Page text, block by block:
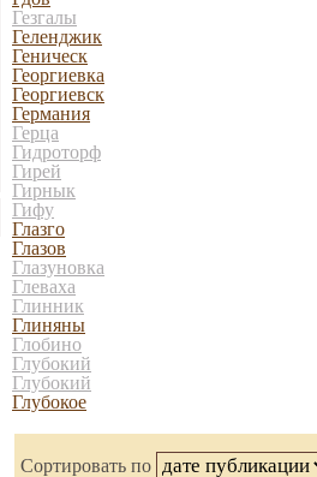
Гезгалы
Геленджик
Геническ
Георгиевка
Георгиевск
Германия
Герца
Гидроторф
Гирей
Гирнык
Гифу
Глазго
Глазов
Глазуновка
Глеваха
Глинник
Глиняны
Глобино
Глубокий
Глубокий
Глубокое
Сортировать по